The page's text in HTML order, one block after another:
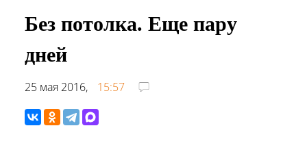
Без потолка. Еще пару
дней
25 мая 2016, 15:57